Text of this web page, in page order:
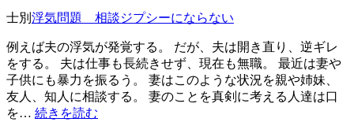
の
て
に・・
別
れ
た
か
ら
お
前
士別 浮気問題 相談ジプシーにならない
例えば夫の浮気が発覚する。 だが、夫は開き直り、逆ギレ
をする。 夫は仕事も長続きせず、現在も無職。 最近は妻や
子供にも暴力を振るう。 妻はこのような状況を親や姉妹、
友人、知人に相談する。 妻のことを真剣に考える人達は口
を… 続きを読む